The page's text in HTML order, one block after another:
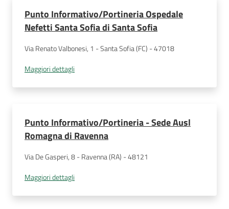
Punto Informativo/Portineria Ospedale
Nefetti Santa Sofia di Santa Sofia
Via Renato Valbonesi, 1 - Santa Sofia (FC) - 47018
Maggiori dettagli
Punto Informativo/Portineria - Sede Ausl
Romagna di Ravenna
Via De Gasperi, 8 - Ravenna (RA) - 48121
Maggiori dettagli